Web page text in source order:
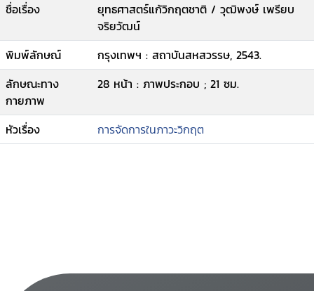
ชื่อเรื่อง
ยุทธศาสตร์แก้วิกฤตชาติ / วุฒิพงษ์ เพรียบ
จริยวัฒน์
พิมพ์ลักษณ์
กรุงเทพฯ : สถาบันสหสวรรษ, 2543.
ลักษณะทาง
กายภาพ
28 หน้า : ภาพประกอบ ; 21 ซม.
หัวเรื่อง การจัดการในภาวะวิกฤต